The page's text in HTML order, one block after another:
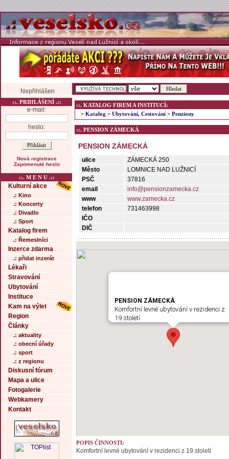
Nepřihlášen
::. PRIHLÁŠENÍ .::
e-mail:
heslo:
Nová registrace
Zapomenuté heslo
::. M E N U .::
Kulturní akce
.: Kino
.: Koncerty
.: Divadlo
.: Sport
Katalog firem
.: Řemeslníci
Inzerce zdarma
.: přidat inzerát
Lékaři
Stravování
Ubytování
Instituce
Kam na výlet
Region
Články
.: aktuality
.: obecní úřady
.: sport
.: z regionu
Diskusní fórum
Mapa a ulice
Fotogalerie
Webkamery
Kontakt
::. KATALOG FIREM A INSTITUCÍ:
> Katalog > Ubytování, Cestování > Penziony
::. PENSION ZÁMECKÁ
PENSION ZÁMECKÁ
ulice
ZÁMECKÁ 250
Město
LOMNICE NAD LUŽNICÍ
PSČ
37816
email
info@pensionzamecka.cz
www
www.zamecka.cz
telefon
731463998
IČO
DIČ
PENSION ZÁMECKÁ
Komfortní levné ubytování v rezidenci z
19.století
POPIS ČINNOSTI:
Komfortní levné ubytování v rezidenci z 19.století